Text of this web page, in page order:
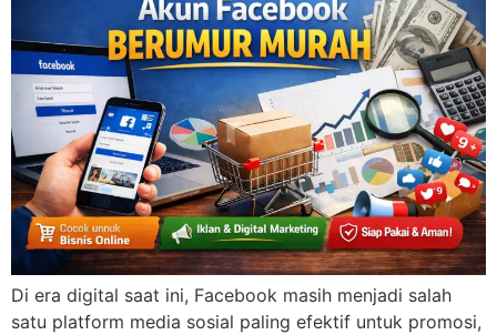
Di era digital saat ini, Facebook masih menjadi salah
satu platform media sosial paling efektif untuk promosi,